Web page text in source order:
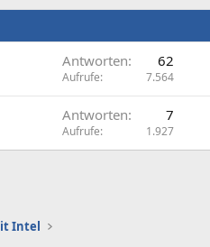
Antworten 62
Aufrufe 7.564
Antworten 7
Aufrufe 1.927
Intel